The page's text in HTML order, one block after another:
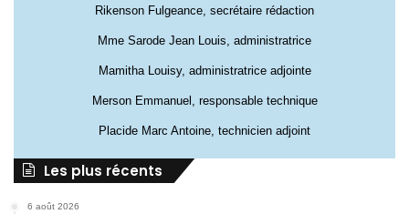
Rikenson Fulgeance, secrétaire rédaction
Mme Sarode Jean Louis, administratrice
Mamitha Louisy, administratrice adjointe
Merson Emmanuel, responsable technique
Placide Marc Antoine, technicien adjoint
Les plus récents
6 août 2026